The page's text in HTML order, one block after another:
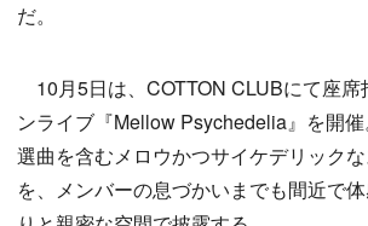
だ。
10月5日は、COTTON CLUBにて座席
ンライブ『Mellow Psychedelia』を開
選曲を含むメロウかつサイケデリック
を、メンバーの息づかいまでも間近で